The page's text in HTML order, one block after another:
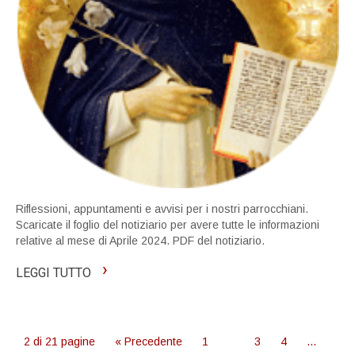
Riflessioni, appuntamenti e avvisi per i nostri parrocchiani.
Scaricate il foglio del notiziario per avere tutte le informazioni
relative al mese di Aprile 2024. PDF del notiziario.
LEGGI TUTTO ›
2 di 21 pagine « Precedente 1 3 4
…